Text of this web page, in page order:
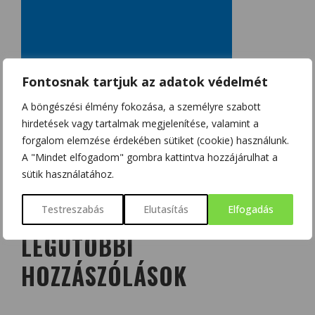
Fontosnak tartjuk az adatok védelmét
A böngészési élmény fokozása, a személyre szabott
hirdetések vagy tartalmak megjelenítése, valamint a
forgalom elemzése érdekében sütiket (cookie) használunk.
A "Mindet elfogadom" gombra kattintva hozzájárulhat a
sütik használatához.
Testreszabás Elutasítás Elfogadás
LEGUTÓBBI
HOZZÁSZÓLÁSOK